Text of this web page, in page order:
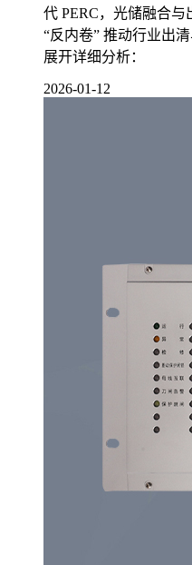
代 PERC，光储融合
“反内卷” 推动行业出
展开详细分析：
2026-01-12